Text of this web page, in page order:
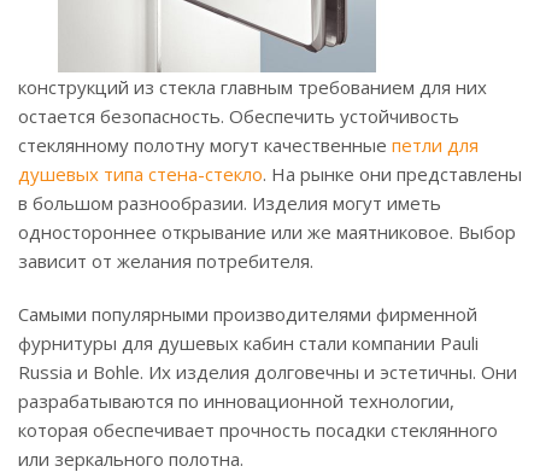
конструкций из стекла главным требованием для них
остается безопасность. Обеспечить устойчивость
стеклянному полотну могут качественные петли для
душевых типа стена-стекло. На рынке они представлены
в большом разнообразии. Изделия могут иметь
одностороннее открывание или же маятниковое. Выбор
зависит от желания потребителя.
Самыми популярными производителями фирменной
фурнитуры для душевых кабин стали компании Рauli
Russia и Bohle. Их изделия долговечны и эстетичны. Они
разрабатываются по инновационной технологии,
которая обеспечивает прочность посадки стеклянного
или зеркального полотна.